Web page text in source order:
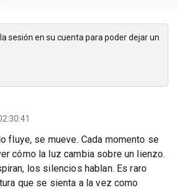
sesión en su cuenta para poder dejar un
fluye, se mueve. Cada momento se
cómo la luz cambia sobre un lienzo.
los silencios hablan. Es raro
que se sienta a la vez como